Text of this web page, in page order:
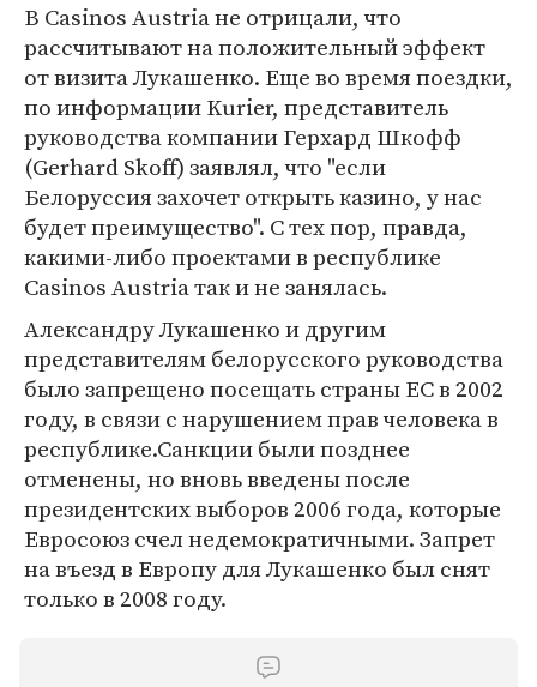
В Casinos Austria не отрицали, что
рассчитывают на положительный эффект
от визита Лукашенко. Еще во время поездки,
по информации Kurier, представитель
руководства компании Герхард Шкофф
(Gerhard Skoff) заявлял, что "если
Белоруссия захочет открыть казино, у нас
будет преимущество". С тех пор, правда,
какими-либо проектами в республике
Casinos Austria так и не занялась.
Александру Лукашенко и другим
представителям белорусского руководства
было запрещено посещать страны ЕС в 2002
году, в связи с нарушением прав человека в
республике.Санкции были позднее
отменены, но вновь введены после
президентских выборов 2006 года, которые
Евросоюз счел недемократичными. Запрет
на въезд в Европу для Лукашенко был снят
только в 2008 году.